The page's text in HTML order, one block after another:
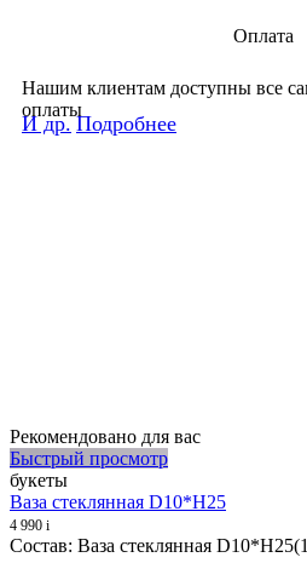
Оплата
Нашим клиентам доступны все
оплаты
И др. Подробнее
Рекомендовано для вас
Быстрый просмотр
букеты
Ваза стеклянная D10*H25
4 990 i
Состав: Ваза стеклянная